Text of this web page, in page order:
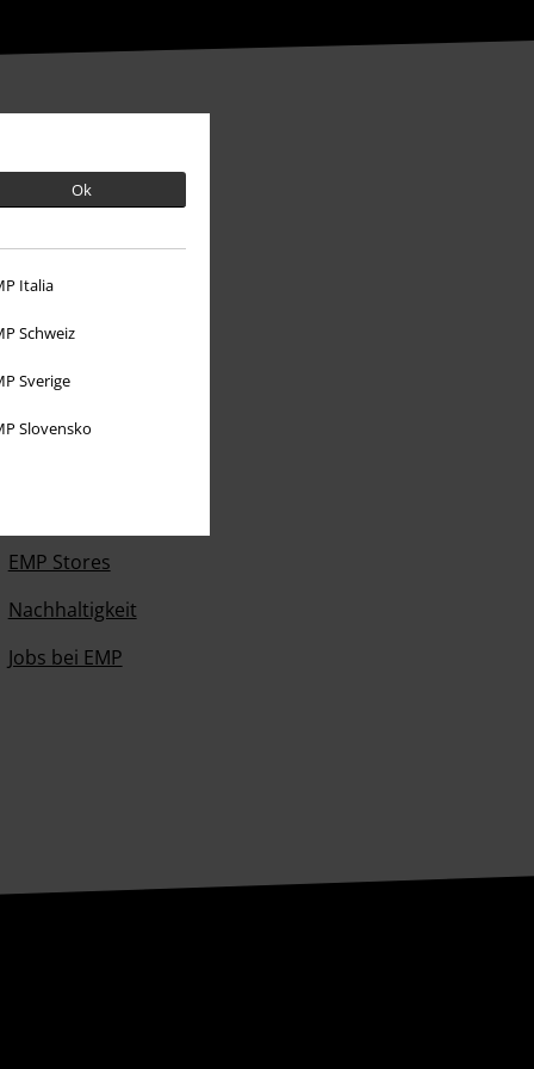
Ok
Italia
Schweiz
Sverige
Slovensko
Über EMP
EMP Stores
Nachhaltigkeit
Jobs bei EMP